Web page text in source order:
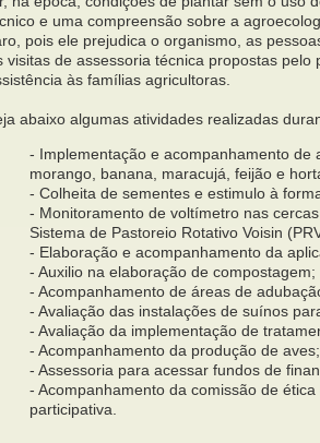
e uma compreensão sobre a
pois ele prejudica o organismo, as
visitas de assessoria técnica propostas
às famílias agricultoras.
abaixo algumas atividades realizadas
- Implementação e acompanhamento de
morango, banana, maracujá, feijão e
- Colheita de sementes e estimulo à
- Monitoramento de voltímetro nas
Sistema de Pastoreio Rotativo Voisin
- Elaboração e acompanhamento da
- Auxilio na elaboração de compostagem;
- Acompanhamento de áreas de
- Avaliação das instalações de suínos
- Avaliação da implementação de
- Acompanhamento da produção de aves;
- Assessoria para acessar fundos de
- Acompanhamento da comissão de
participativa.